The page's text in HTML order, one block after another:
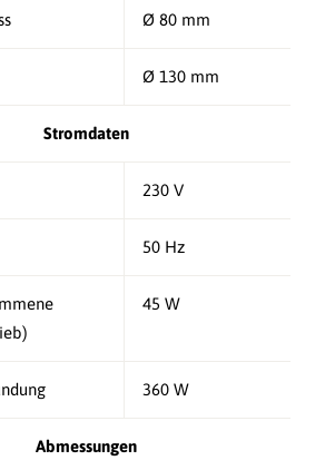
Ø 80 mm
Ø 130 mm
Stromdaten
230 V
50 Hz
45 W
360 W
Abmessungen